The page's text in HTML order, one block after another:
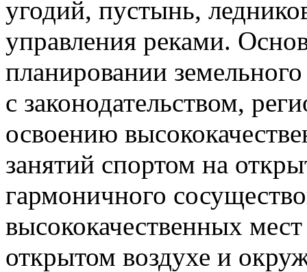
угодий, пустынь,
управления реками.
планировании
с законодательством,
освоению
занятий спортом на
гармоничного
высококачественных
открытом воздухе и